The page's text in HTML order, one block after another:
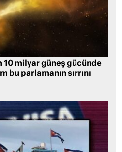
10 milyar güneş gücünde
bu parlamanın sırrını